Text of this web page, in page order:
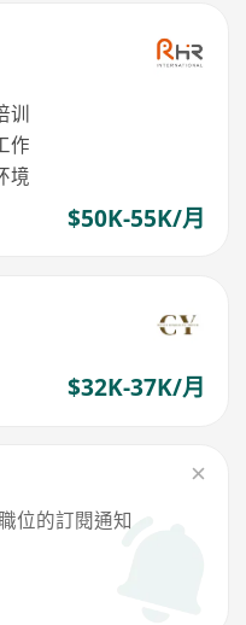
训
作
境
$50K-55K/月
$32K-37K/月
位的訂閱通知